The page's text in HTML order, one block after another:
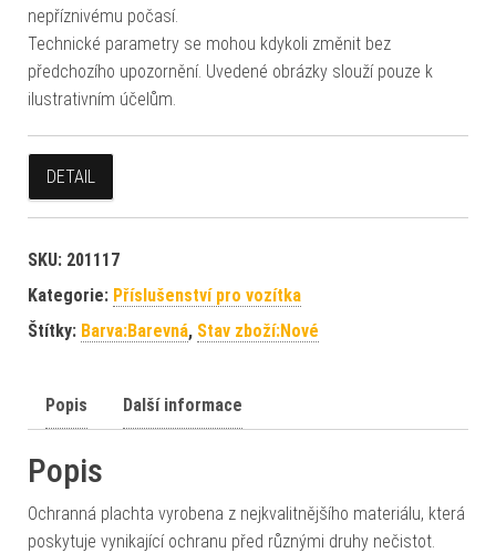
nepříznivému počasí.
Technické parametry se mohou kdykoli změnit bez
předchozího upozornění. Uvedené obrázky slouží pouze k
ilustrativním účelům.
DETAIL
SKU: 201117
Kategorie: Příslušenství pro vozítka
Štítky: Barva:Barevná, Stav zboží:Nové
Popis Další informace
Popis
Ochranná plachta vyrobena z nejkvalitnějšího materiálu, která
poskytuje vynikající ochranu před různými druhy nečistot.